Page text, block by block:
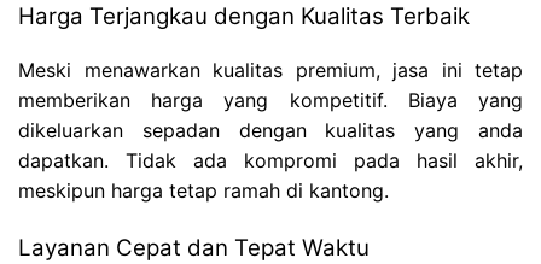
Harga Terjangkau dengan Kualitas Terbaik
Meski menawarkan kualitas premium, jasa ini tetap
memberikan harga yang kompetitif. Biaya yang
dikeluarkan sepadan dengan kualitas yang anda
dapatkan. Tidak ada kompromi pada hasil akhir,
meskipun harga tetap ramah di kantong.
Layanan Cepat dan Tepat Waktu